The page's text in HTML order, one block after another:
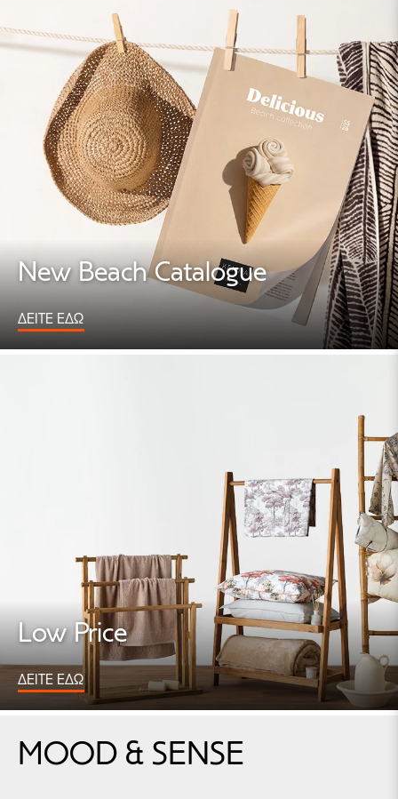
New Beach Catalogue
ΔΕΙΤΕ ΕΔΩ
Low Price
ΔΕΙΤΕ ΕΔΩ
MOOD & SENSE